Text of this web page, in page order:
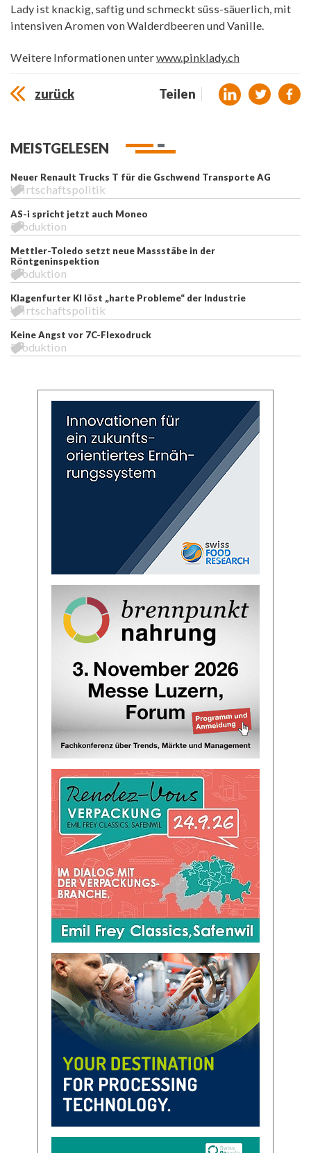
Lady ist knackig, saftig und schmeckt süss-säuerlich, mit
intensiven Aromen von Walderdbeeren und Vanille.
Weitere Informationen unterwww.pinklady.ch
zurück Teilen
MEISTGELESEN
Neuer Renault Trucks T für die Gschwend Transporte AG
Wirtschaftspolitik
AS-i spricht jetzt auch Moneo
Produktion
Mettler-Toledo setzt neue Massstäbe in der
Röntgeninspektion
Produktion
Klagenfurter KI löst „harte Probleme“ der Industrie
Wirtschaftspolitik
Keine Angst vor 7C-Flexodruck
Produktion